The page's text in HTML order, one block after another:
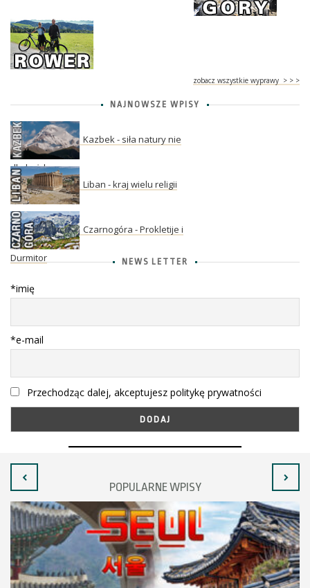
zobacz wszystkie wyprawy > > >
NAJNOWSZE WPISY
Kazbek - siła natury nie
dla każdego
Liban - kraj wielu religii
Czarnogóra - Prokletije i
Durmitor NEWS LETTER
*imię
*e-mail
Przechodząc dalej, akceptujesz politykę prywatności
POPULARNE WPISY